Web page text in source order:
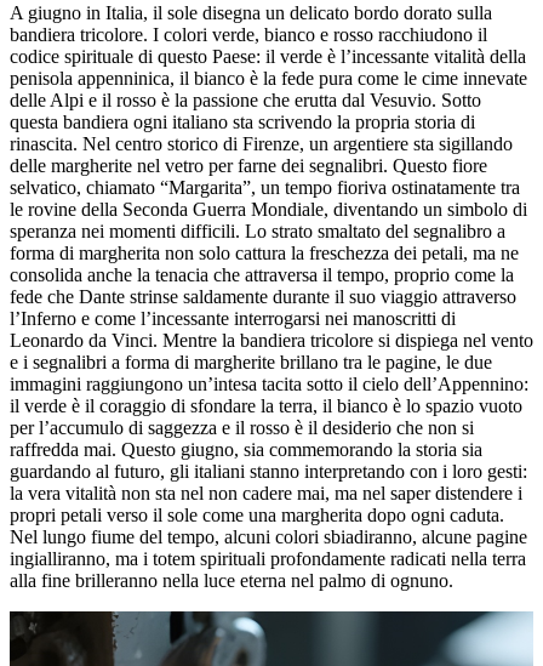
A giugno in Italia, il sole disegna un delicato bordo dorato sulla
bandiera tricolore. I colori verde, bianco e rosso racchiudono il
codice spirituale di questo Paese: il verde è l’incessante vitalità della
penisola appenninica, il bianco è la fede pura come le cime innevate
delle Alpi e il rosso è la passione che erutta dal Vesuvio. Sotto
questa bandiera ogni italiano sta scrivendo la propria storia di
rinascita. Nel centro storico di Firenze, un argentiere sta sigillando
delle margherite nel vetro per farne dei segnalibri. Questo fiore
selvatico, chiamato “Margarita”, un tempo fioriva ostinatamente tra
le rovine della Seconda Guerra Mondiale, diventando un simbolo di
speranza nei momenti difficili. Lo strato smaltato del segnalibro a
forma di margherita non solo cattura la freschezza dei petali, ma ne
consolida anche la tenacia che attraversa il tempo, proprio come la
fede che Dante strinse saldamente durante il suo viaggio attraverso
l’Inferno e come l’incessante interrogarsi nei manoscritti di
Leonardo da Vinci. Mentre la bandiera tricolore si dispiega nel vento
e i segnalibri a forma di margherite brillano tra le pagine, le due
immagini raggiungono un’intesa tacita sotto il cielo dell’Appennino:
il verde è il coraggio di sfondare la terra, il bianco è lo spazio vuoto
per l’accumulo di saggezza e il rosso è il desiderio che non si
raffredda mai. Questo giugno, sia commemorando la storia sia
guardando al futuro, gli italiani stanno interpretando con i loro gesti:
la vera vitalità non sta nel non cadere mai, ma nel saper distendere i
propri petali verso il sole come una margherita dopo ogni caduta.
Nel lungo fiume del tempo, alcuni colori sbiadiranno, alcune pagine
ingialliranno, ma i totem spirituali profondamente radicati nella terra
alla fine brilleranno nella luce eterna nel palmo di ognuno.